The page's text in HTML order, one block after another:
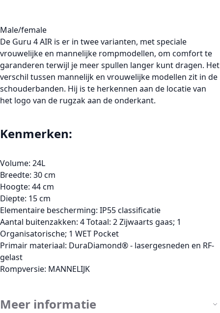
Male/female
De Guru 4 AIR is er in twee varianten, met speciale
vrouwelijke en mannelijke rompmodellen, om comfort te
garanderen terwijl je meer spullen langer kunt dragen. Het
verschil tussen mannelijk en vrouwelijke modellen zit in de
schouderbanden. Hij is te herkennen aan de locatie van
het logo van de rugzak aan de onderkant.
Kenmerken:
Volume: 24L
Breedte: 30 cm
Hoogte: 44 cm
Diepte: 15 cm
Elementaire bescherming: IP55 classificatie
Aantal buitenzakken: 4 Totaal: 2 Zijwaarts gaas; 1
Organisatorische; 1 WET Pocket
Primair materiaal: DuraDiamond® - lasergesneden en RF-
gelast
Rompversie: MANNELIJK
Meer informatie